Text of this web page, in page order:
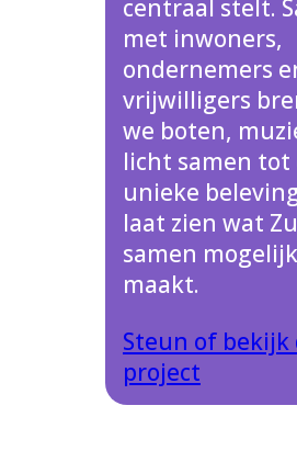
centraal stelt.
met inwoners,
ondernemers
vrijwilligers
we boten,
licht samen tot
unieke
laat zien wat
samen mogelijk
maakt.
Steun of bekijk
project